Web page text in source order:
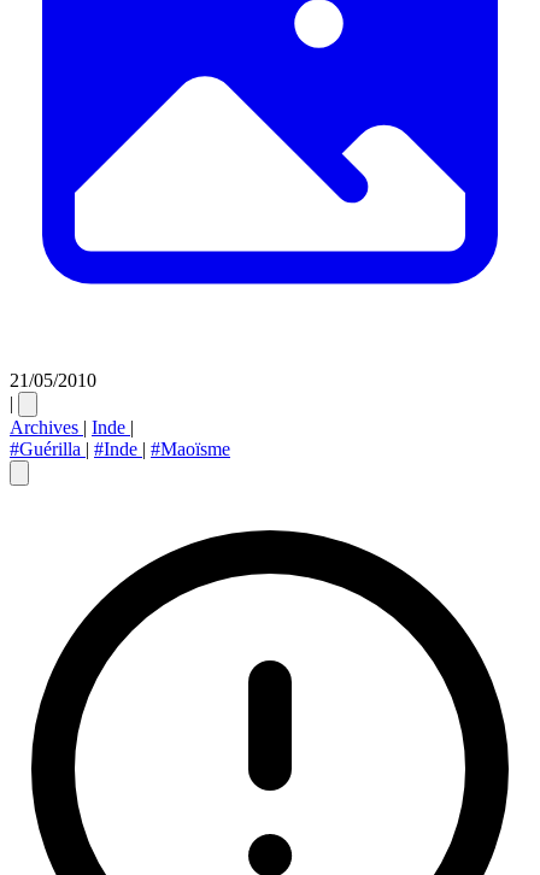
21/05/2010
|
Archives | Inde |
#Guérilla | #Inde | #Maoïsme